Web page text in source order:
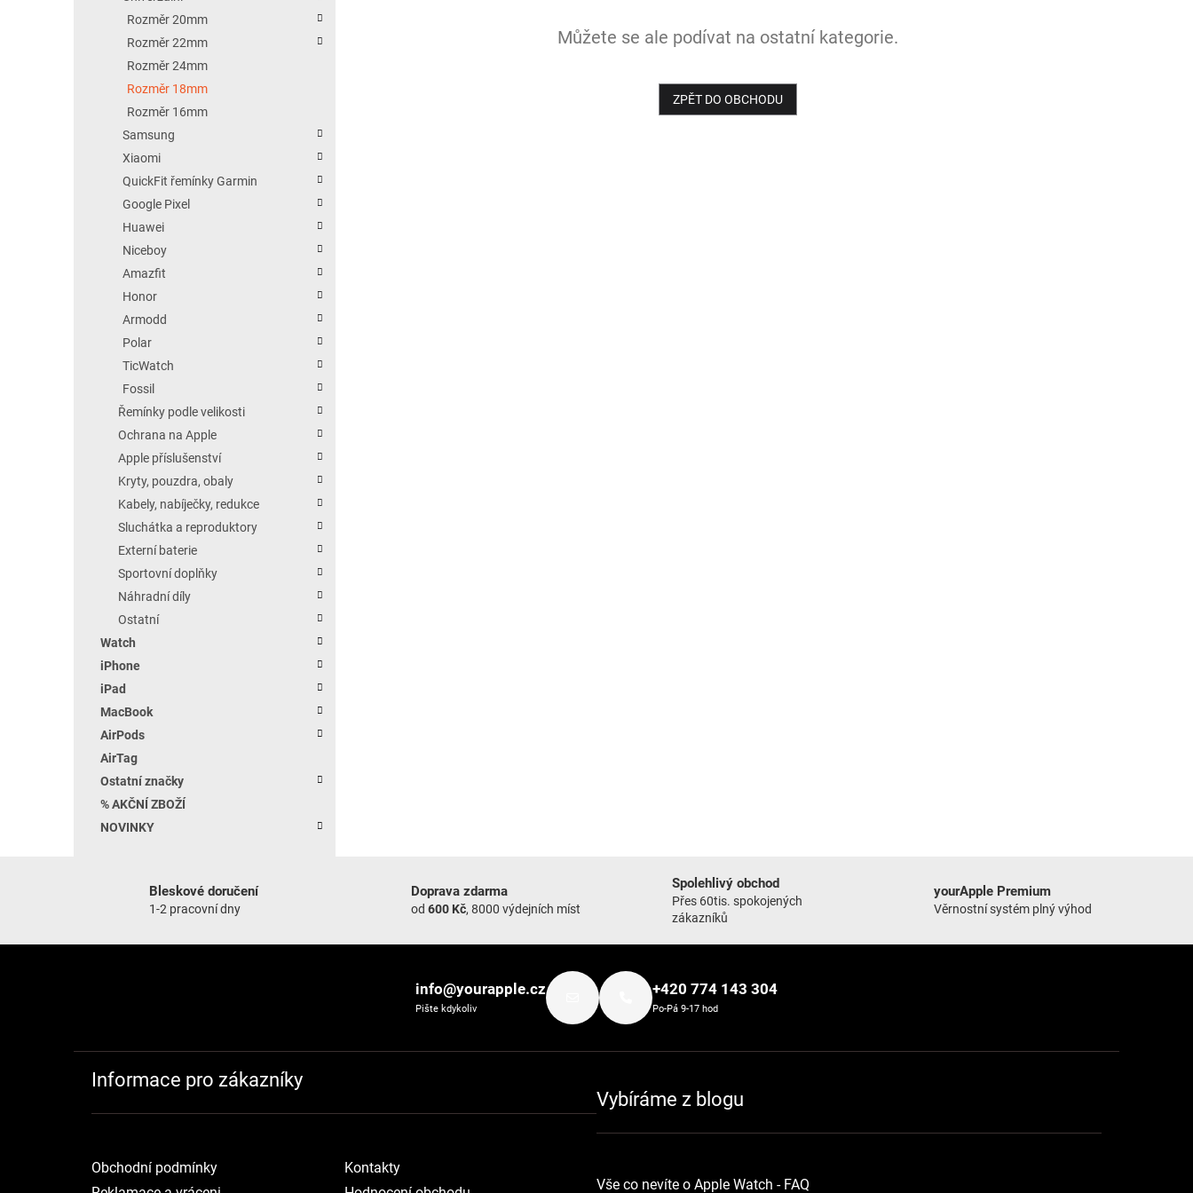
Rozměr 20mm
Rozměr 22mm
Rozměr 24mm
Rozměr 18mm
Rozměr 16mm
Samsung
Xiaomi
QuickFit řemínky Garmin
Google Pixel
Huawei
Niceboy
Amazfit
Honor
Armodd
Polar
TicWatch
Fossil
Řemínky podle velikosti
Ochrana na Apple
Apple příslušenství
Kryty, pouzdra, obaly
Kabely, nabíječky, redukce
Sluchátka a reproduktory
Externí baterie
Sportovní doplňky
Náhradní díly
Ostatní
Watch
iPhone
iPad
MacBook
AirPods
AirTag
Ostatní značky
% AKČNÍ ZBOŽÍ
NOVINKY
Můžete se ale podívat na ostatní kategorie.
ZPĚT DO OBCHODU
Bleskové doručení
1-2 pracovní dny
Doprava zdarma
od 600 Kč, 8000 výdejních míst
Spolehlivý obchod
Přes 60tis. spokojených
zákazníků
yourApple Premium
Věrnostní systém plný výhod
info@yourapple.cz
Pište kdykoliv
+420 774 143 304
Po-Pá 9-17 hod
Informace pro zákazníky
Obchodní podmínky
Kontakty
Vybíráme z blogu
Vše co nevíte o Apple Watch - FAQ